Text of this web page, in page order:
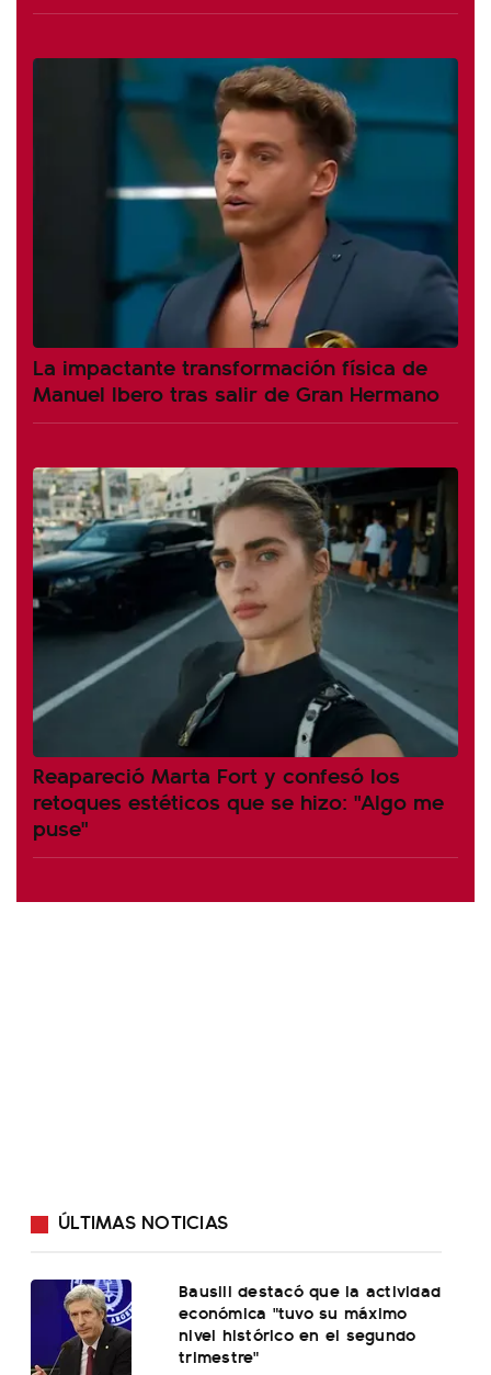
La impactante transformación física de
Manuel Ibero tras salir de Gran Hermano
Reapareció Marta Fort y confesó los
retoques estéticos que se hizo: "Algo me
puse"
ÚLTIMAS NOTICIAS
Bausili destacó que la actividad
económica "tuvo su máximo
nivel histórico en el segundo
trimestre"